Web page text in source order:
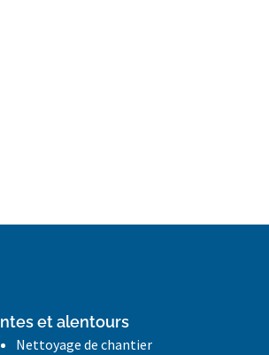
et alentours
Nettoyage de chantier